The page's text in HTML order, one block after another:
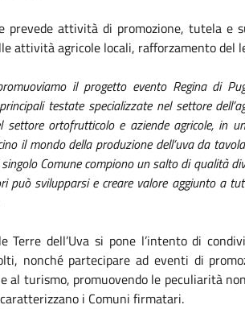
prevede attività di promozione, tutela e
attività agricole locali, rafforzamento del
il progetto evento Regina di
testate specializzate nel settore
settore ortofrutticolo e aziende agricole, in
il mondo della produzione dell’uva da
Comune compiono un salto di qualità
può svilupparsi e creare valore aggiunto a
Terre dell’Uva si pone l’intento di
nonché partecipare ad eventi di
al turismo, promuovendo le peculiarità
i Comuni firmatari.